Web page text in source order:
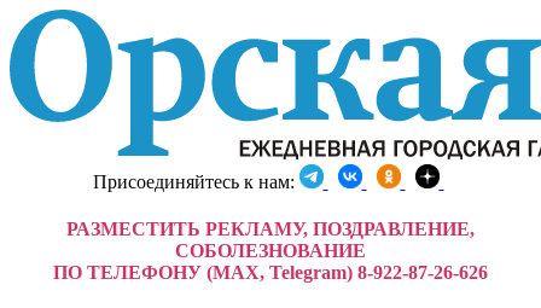
Присоединяйтесь к нам:
РАЗМЕСТИТЬ РЕКЛАМУ, ПОЗДРАВЛЕНИЕ,
СОБОЛЕЗНОВАНИЕ
ПО ТЕЛЕФОНУ (MAX, Telegram) 8-922-87-26-626